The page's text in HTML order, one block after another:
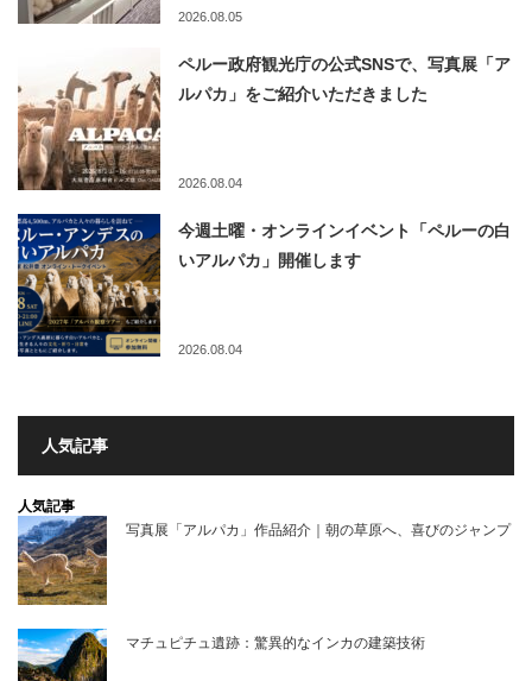
2026.08.05
ペルー政府観光庁の公式SNSで、写真展「ア
ルパカ」をご紹介いただきました
2026.08.04
今週土曜・オンラインイベント「ペルーの白
いアルパカ」開催します
2026.08.04
人気記事
人気記事
写真展「アルパカ」作品紹介｜朝の草原へ、喜びのジャンプ
マチュピチュ遺跡：驚異的なインカの建築技術